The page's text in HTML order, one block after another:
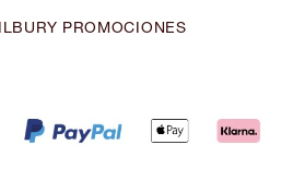
PROMOCIONES